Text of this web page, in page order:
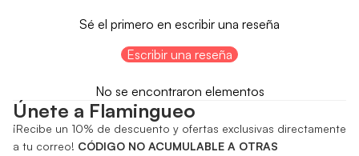
Sé el primero en escribir una reseña
Escribir una reseña
No se encontraron elementos
Únete a Flamingueo
¡Recibe un 10% de descuento y ofertas exclusivas directamente
a tu correo! CÓDIGO NO ACUMULABLE A OTRAS